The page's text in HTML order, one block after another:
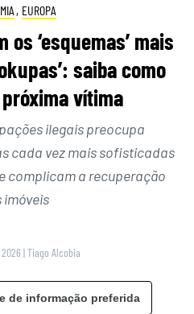
, EUROPA
‘esquemas’ mais
saiba como
vítima
ilegais preocupa
cada vez mais sofisticadas
complicam a recuperação
imóveis
|Tiago Alcobia
de informação preferida